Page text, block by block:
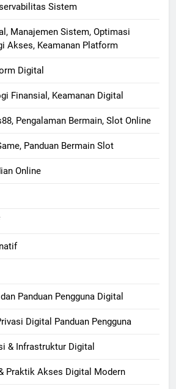
Sistem
Manajemen Sistem, Optimasi
Akses, Keamanan Platform
Digital
Finansial, Keamanan Digital
Pengalaman Bermain, Slot Online
Panduan Bermain Slot
Online
Panduan Pengguna Digital
Digital Panduan Pengguna
& Infrastruktur Digital
Praktik Akses Digital Modern